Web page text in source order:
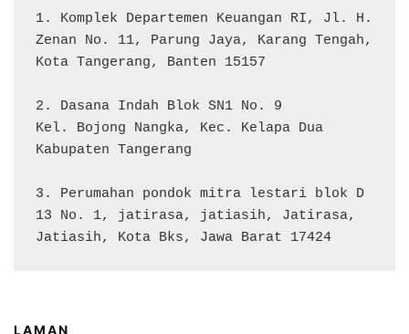
1. Komplek Departemen Keuangan RI, Jl. H.
Zenan No. 11, Parung Jaya, Karang Tengah,
Kota Tangerang, Banten 15157
2. Dasana Indah Blok SN1 No. 9
Kel. Bojong Nangka, Kec. Kelapa Dua
Kabupaten Tangerang
3. Perumahan pondok mitra lestari blok D
13 No. 1, jatirasa, jatiasih, Jatirasa,
Jatiasih, Kota Bks, Jawa Barat 17424
LAMAN